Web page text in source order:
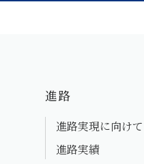
進路
進路実現に向けて
進路実績